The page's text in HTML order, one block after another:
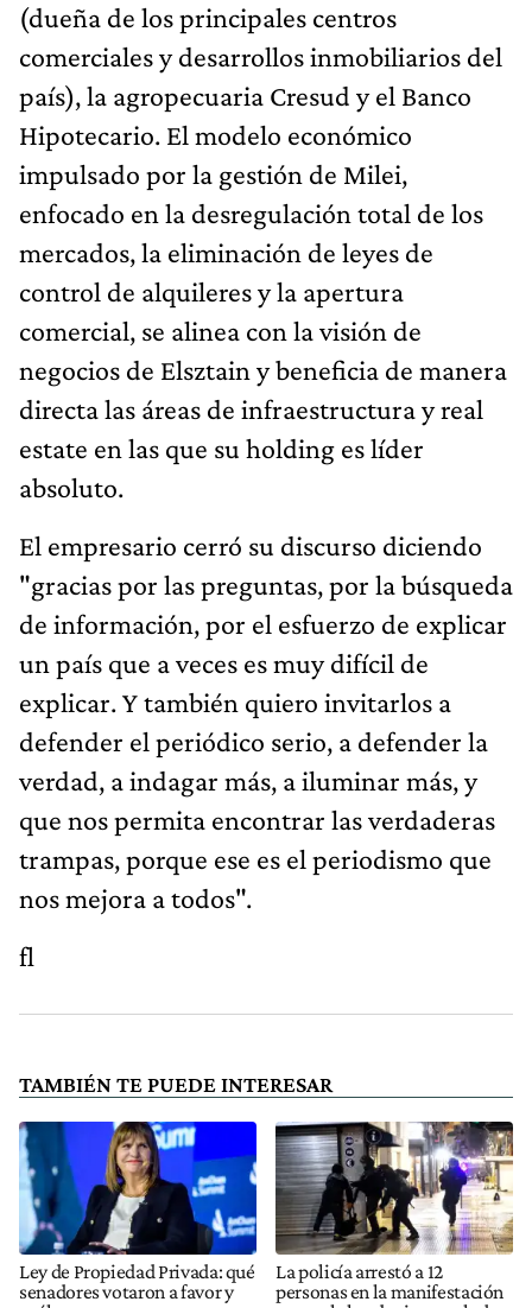
(dueña de los principales centros
comerciales y desarrollos inmobiliarios del
país), la agropecuaria Cresud y el Banco
Hipotecario. El modelo económico
impulsado por la gestión de Milei,
enfocado en la desregulación total de los
mercados, la eliminación de leyes de
control de alquileres y la apertura
comercial, se alinea con la visión de
negocios de Elsztain y beneficia de manera
directa las áreas de infraestructura y real
estate en las que su holding es líder
absoluto.
El empresario cerró su discurso diciendo
"gracias por las preguntas, por la búsqueda
de información, por el esfuerzo de explicar
un país que a veces es muy difícil de
explicar. Y también quiero invitarlos a
defender el periódico serio, a defender la
verdad, a indagar más, a iluminar más, y
que nos permita encontrar las verdaderas
trampas, porque ese es el periodismo que
nos mejora a todos".
fl
TAMBIÉN TE PUEDE INTERESAR
Ley de Propiedad Privada: qué
senadores votaron a favor y
La policía arrestó a 12
personas en la manifestación